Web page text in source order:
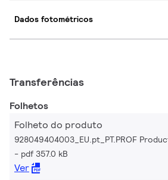
Dados fotométricos
Transferências
Folhetos
Folheto do produto
928049404003_EU.pt_PT.PROF
pdf 357.0 kB
Ver